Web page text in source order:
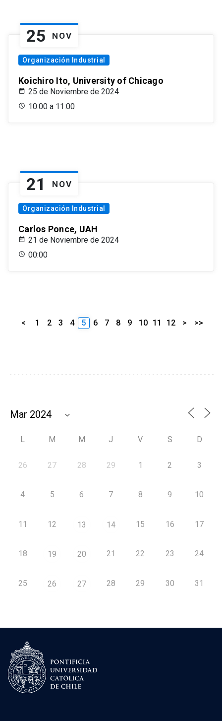
25 NOV
Organización Industrial
Koichiro Ito, University of Chicago
25 de Noviembre de 2024
10:00 a 11:00
21 NOV
Organización Industrial
Carlos Ponce, UAH
21 de Noviembre de 2024
00:00
< 1 2 3 4 5 6 7 8 9 10 11 12 > >>
L M M J V S D
26 27 28 29 1 2 3
4 5 6 7 8 9 10
11 12 13 14 15 16 17
18 19 20 21 22 23 24
25 26 27 28 29 30 31